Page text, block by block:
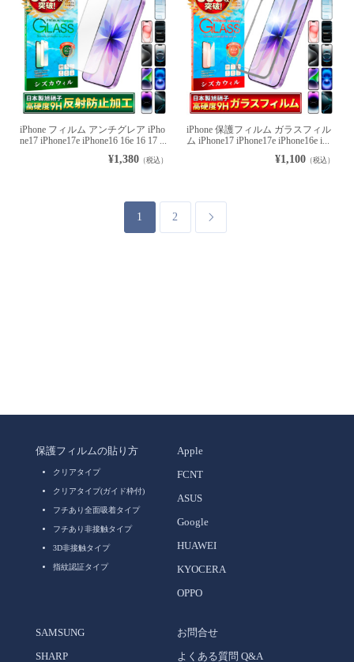
iPhone フィルム アンチグレア iPho
ne17 iPhone17e iPhone16 16e 16 17 ...
¥1,380（税込）
iPhone 保護フィルム ガラスフィル
ム iPhone17 iPhone17e iPhone16e i...
¥1,100 （税込）
1 2 
保護フィルムの貼り方
クリアタイプ
クリアタイプ(ガイド枠付)
フチあり全面吸着タイプ
フチあり非接触タイプ
3D非接触タイプ
指紋認証タイプ
Apple
FCNT
ASUS
Google
HUAWEI
KYOCERA
OPPO
SAMSUNG
SHARP
お問合せ
よくある質問 Q&A